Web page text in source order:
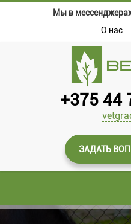
Мы в
О нас
+375 44
ЗАДАТЬ